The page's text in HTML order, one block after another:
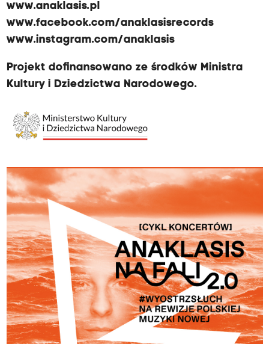
www.anaklasis.pl
www.facebook.com/anaklasisrecords
www.instagram.com/anaklasis
Projekt dofinansowano ze środków Ministra
Kultury i Dziedzictwa Narodowego.